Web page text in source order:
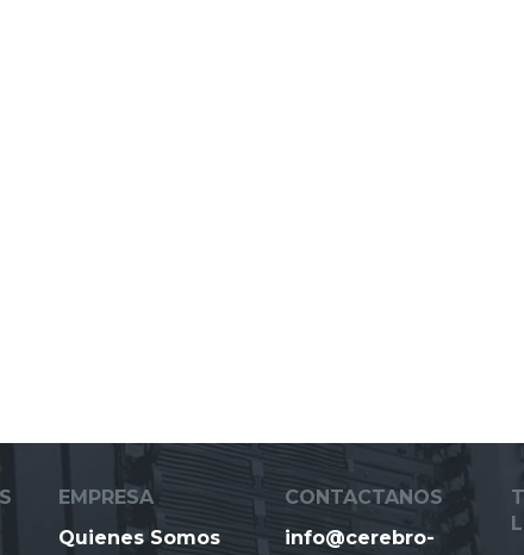
EMPRESA
Quienes Somos
CONTACTANOS
info@cerebro-